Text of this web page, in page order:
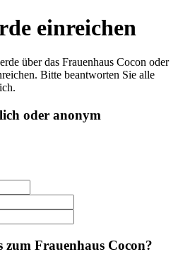
einreichen
über das Frauenhaus Cocon oder
Bitte beantworten Sie alle
oder anonym
Frauenhaus Cocon?